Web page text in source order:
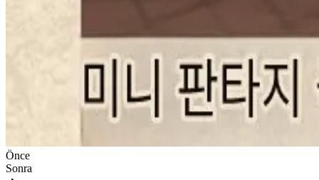
Önce
Sonra